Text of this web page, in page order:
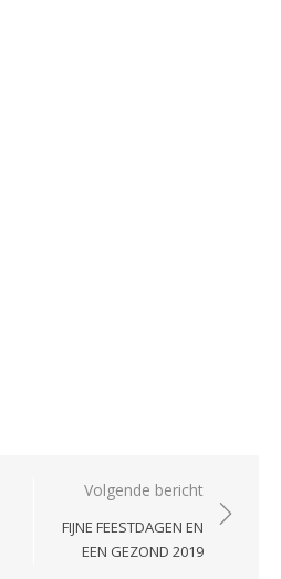
Volgende bericht
FIJNE FEESTDAGEN EN
EEN GEZOND 2019